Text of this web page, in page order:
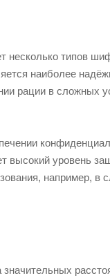
несколько типов
наиболее
рации в сложных
высокий уровень
например, в